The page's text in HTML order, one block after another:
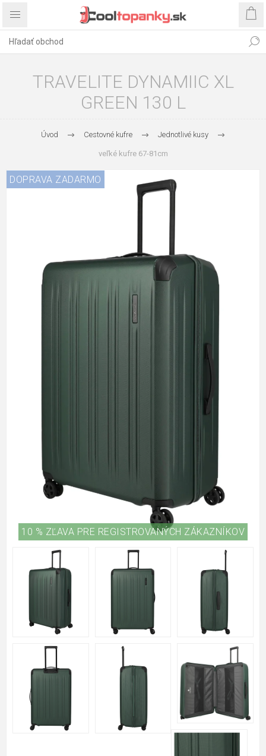
TRAVELITE DYNAMIIC XL
GREEN 130 L
Úvod Cestovné kufre Jednotlivé kusy
veľké kufre 67-81cm
DOPRAVA ZADARMO
10 % ZĽAVA PRE REGISTROVANÝCH ZÁKAZNÍKOV